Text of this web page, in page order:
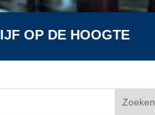
OP DE HOOGTE
Zoeken